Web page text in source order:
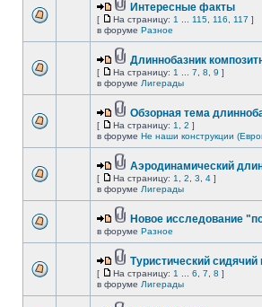
Интересные факты
[ На страницу: 1 115 116 117 ]
в форуме Разное
Длиннобазник
[ На страницу: 1 7 8 9 ]
в форуме Лигерады
Обзорная тема
[ На страницу: 1 2 ]
в форуме Не наши конструкции
Аэродинамический
[ На страницу: 1 2 3 4 ]
в форуме Лигерады
Новое исследование
в форуме Разное
Туристический
[ На страницу: 1 6 7 8 ]
в форуме Лигерады